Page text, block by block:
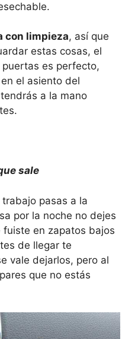
con limpieza, así que
estas cosas, el
es perfecto,
el asiento del
a la mano
sale
pasas a la
por la noche no dejes
en zapatos bajos
de llegar te
vale dejarlos, pero al
que no estás